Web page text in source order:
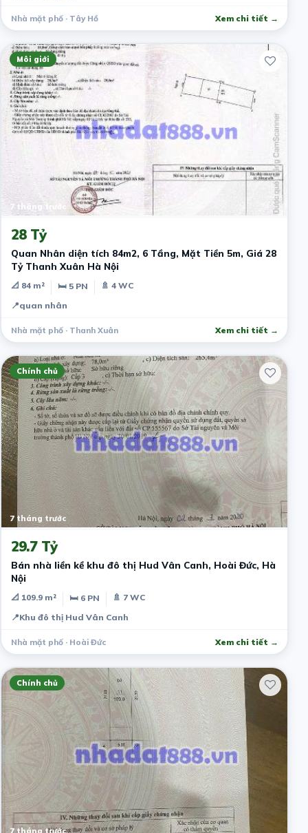
Nhà mặt phố · Tây Hồ Xem chi tiết →
Môi giới
7 tháng trước
28 Tỷ
Quan Nhân diện tích 84m2, 6 Tầng, Mặt Tiền 5m, Giá 28
Tỷ Thanh Xuân Hà Nội
📐 84 m² 🛏 5 PN
🚿 4 WC
📍quan nhân
Nhà mặt phố · Thanh Xuân Xem chi tiết →
Chính chủ
7 tháng trước
29.7 Tỷ
Bán nhà liền kề khu đô thị Hud Vân Canh, Hoài Đức, Hà
Nội
📐 109.9 m² 🛏 6 PN
🚿 7 WC
📍Khu đô thị Hud Vân Canh
Nhà mặt phố · Hoài Đức Xem chi tiết →
Chính chủ
7 tháng trước